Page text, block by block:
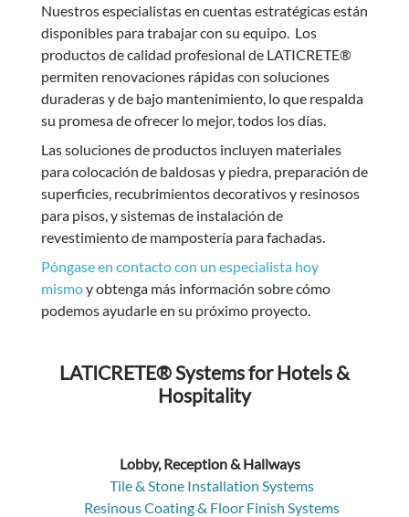
Nuestros especialistas en cuentas estratégicas están
disponibles para trabajar con su equipo. Los
productos de calidad profesional de LATICRETE®
permiten renovaciones rápidas con soluciones
duraderas y de bajo mantenimiento, lo que respalda
su promesa de ofrecer lo mejor, todos los días.
Las soluciones de productos incluyen materiales
para colocación de baldosas y piedra, preparación de
superficies, recubrimientos decorativos y resinosos
para pisos, y sistemas de instalación de
revestimiento de mampostería para fachadas.
Póngase en contacto con un especialista hoy
mismoy obtenga más información sobre cómo
podemos ayudarle en su próximo proyecto.
LATICRETE® Systems for Hotels &
Hospitality
Lobby, Reception & Hallways
Tile & Stone Installation Systems
Resinous Coating & Floor Finish Systems